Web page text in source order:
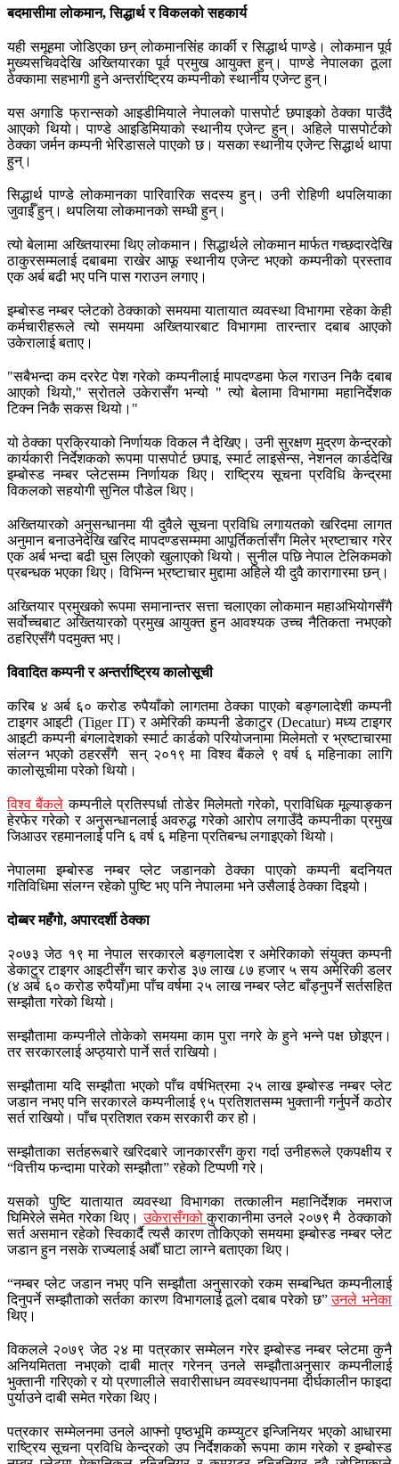
बदमासीमा लोकमान, सिद्धार्थ र विकलको सहकार्य
यही समूहमा जोडिएका छन् लोकमानसिंह कार्की र सिद्धार्थ पाण्डे। लोकमान पूर्व
मुख्यसचिवदेखि अख्तियारका पूर्व प्रमुख आयुक्त हुन्। पाण्डे नेपालका ठूला
ठेक्कामा सहभागी हुने अन्तर्राष्ट्रिय कम्पनीको स्थानीय एजेन्ट हुन्।
यस अगाडि फ्रान्सको आइडीमियाले नेपालको पासपोर्ट छपाइको ठेक्का पाउँदै
आएको थियो। पाण्डे आइडिमियाको स्थानीय एजेन्ट हुन्। अहिले पासपोर्टको
ठेक्का जर्मन कम्पनी भेरिडासले पाएको छ। यसका स्थानीय एजेन्ट सिद्धार्थ थापा
हुन्।
सिद्धार्थ पाण्डे लोकमानका पारिवारिक सदस्य हुन्। उनी रोहिणी थपलियाका
जुवाईँ हुन्। थपलिया लोकमानको सम्धी हुन्।
त्यो बेलामा अख्तियारमा थिए लोकमान। सिद्धार्थले लोकमान मार्फत गच्छदारदेखि
ठाकुरसम्मलाई दबाबमा राखेर आफू स्थानीय एजेन्ट भएको कम्पनीको प्रस्ताव
एक अर्ब बढी भए पनि पास गराउन लगाए।
इम्बोस्ड नम्बर प्लेटको ठेक्काको समयमा यातायात व्यवस्था विभागमा रहेका केही
कर्मचारीहरूले त्यो समयमा अख्तियारबाट विभागमा तारन्तार दबाब आएको
उकेरालाई बताए।
"सबैभन्दा कम दररेट पेश गरेको कम्पनीलाई मापदण्डमा फेल गराउन निकै दबाब
आएको थियो," स्रोतले उकेरासँग भन्यो " त्यो बेलामा विभागमा महानिर्देशक
टिक्न निकै सकस थियो।"
यो ठेक्का प्रक्रियाको निर्णायक विकल नै देखिए। उनी सुरक्षण मुद्रण केन्द्रको
कार्यकारी निर्देशकको रूपमा पासपोर्ट छपाइ, स्मार्ट लाइसेन्स, नेशनल कार्डदेखि
इम्बोस्ड नम्बर प्लेटसम्म निर्णायक थिए। राष्ट्रिय सूचना प्रविधि केन्द्रमा
विकलको सहयोगी सुनिल पौडेल थिए।
अख्तियारको अनुसन्धानमा यी दुवैले सूचना प्रविधि लगायतको खरिदमा लागत
अनुमान बनाउनेदेखि खरिद मापदण्डसम्ममा आपूर्तिकर्तासँग मिलेर भ्रष्टाचार गरेर
एक अर्ब भन्दा बढी घुस लिएको खुलाएको थियो। सुनील पछि नेपाल टेलिकमको
प्रबन्धक भएका थिए। विभिन्न भ्रष्टाचार मुद्दामा अहिले यी दुवै कारागारमा छन्।
अख्तियार प्रमुखको रूपमा समानान्तर सत्ता चलाएका लोकमान महाअभियोगसँगै
सर्वोच्चबाट अख्तियारको प्रमुख आयुक्त हुन आवश्यक उच्च नैतिकता नभएको
ठहरिएसँगै पदमुक्त भए।
विवादित कम्पनी र अन्तर्राष्ट्रिय कालोसूची
करिब ४ अर्ब ६० करोड रुपैयाँको लागतमा ठेक्का पाएको बङ्गलादेशी कम्पनी
टाइगर आइटी (Tiger IT) र अमेरिकी कम्पनी डेकाटुर (Decatur) मध्य टाइगर
आइटी कम्पनी बंगलादेशको स्मार्ट कार्डको परियोजनामा मिलेमतो र भ्रष्टाचारमा
संलग्न भएको ठहरसँगै सन् २०१९ मा विश्व बैंकले ९ वर्ष ६ महिनाका लागि
कालोसूचीमा परेको थियो।
विश्व बैंकले कम्पनीले प्रतिस्पर्धा तोडेर मिलेमतो गरेको, प्राविधिक मूल्याङ्कन
हेरफेर गरेको र अनुसन्धानलाई अवरुद्ध गरेको आरोप लगाउँदै कम्पनीका प्रमुख
जिआउर रहमानलाई पनि ६ वर्ष ६ महिना प्रतिबन्ध लगाइएको थियो।
नेपालमा इम्बोस्ड नम्बर प्लेट जडानको ठेक्का पाएको कम्पनी बदनियत
गतिविधिमा संलग्न रहेको पुष्टि भए पनि नेपालमा भने उसैलाई ठेक्का दिइयो।
दोब्बर महँगो, अपारदर्शी ठेक्का
२०७३ जेठ १९ मा नेपाल सरकारले बङ्गलादेश र अमेरिकाको संयुक्त कम्पनी
डेकाटुर टाइगर आइटीसँग चार करोड ३७ लाख ८७ हजार ५ सय अमेरिकी डलर
(४ अर्ब ६० करोड रुपैयाँ)मा पाँच वर्षमा २५ लाख नम्बर प्लेट बाँड्नुपर्ने सर्तसहित
सम्झौता गरेको थियो।
सम्झौतामा कम्पनीले तोकेको समयमा काम पुरा नगरे के हुने भन्ने पक्ष छोइएन।
तर सरकारलाई अप्ठ्यारो पार्ने सर्त राखियो।
सम्झौतामा यदि सम्झौता भएको पाँच वर्षभित्रमा २५ लाख इम्बोस्ड नम्बर प्लेट
जडान नभए पनि सरकारले कम्पनीलाई ९५ प्रतिशतसम्म भुक्तानी गर्नुपर्ने कठोर
सर्त राखियो। पाँच प्रतिशत रकम सरकारी कर हो।
सम्झौताका सर्तहरूबारे खरिदबारे जानकारसँग कुरा गर्दा उनीहरूले एकपक्षीय र
“वित्तीय फन्दामा पारेको सम्झौता” रहेको टिप्पणी गरे।
यसको पुष्टि यातायात व्यवस्था विभागका तत्कालीन महानिर्देशक नमराज
घिमिरेले समेत गरेका थिए।उकेरासँगकोकुराकानीमा उनले २०७९ मै ठेक्काको
सर्त असमान रहेको स्विकार्दै त्यसै कारण तोकिएको समयमा इम्बोस्ड नम्बर प्लेट
जडान हुन नसके राज्यलाई अर्बौँ घाटा लाग्ने बताएका थिए।
“नम्बर प्लेट जडान नभए पनि सम्झौता अनुसारको रकम सम्बन्धित कम्पनीलाई
दिनुपर्ने सम्झौताको सर्तका कारण विभागलाई ठूलो दबाब परेको छ”उनले भनेका
थिए।
विकलले २०७९ जेठ २४ मा पत्रकार सम्मेलन गरेर इम्बोस्ड नम्बर प्लेटमा कुनै
अनियमितता नभएको दाबी मात्र गरेनन् उनले सम्झौताअनुसार कम्पनीलाई
भुक्तानी गरिएको र यो प्रणालीले सवारीसाधन व्यवस्थापनमा दीर्घकालीन फाइदा
पुर्याउने दाबी समेत गरेका थिए।
पत्रकार सम्मेलनमा उनले आफ्नो पृष्ठभूमि कम्प्युटर इन्जिनियर भएको आधारमा
राष्ट्रिय सूचना प्रविधि केन्द्रको उप निर्देशकको रूपमा काम गरेको र इम्बोस्ड